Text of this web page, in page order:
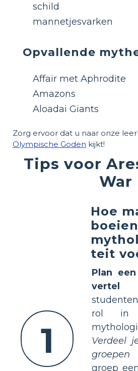
schild
mannetjesvarken
Opvallende
Affair met Aphrodite
Amazons
Aloadai Giants
Zorg ervoor dat u naar onze
Olympische Goden kijkt!
Tips voor
War
1
Hoe
teit
Plan
vertel
rol in
Verdeel
groepen
groep